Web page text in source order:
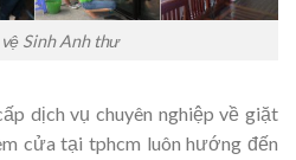
Sinh Anh thư
dịch vụ chuyên nghiệp về giặt
cửa tại tphcm luôn hướng đến